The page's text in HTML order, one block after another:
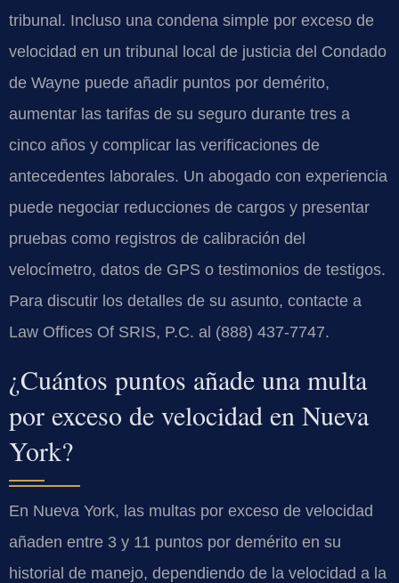
tribunal. Incluso una condena simple por exceso de
velocidad en un tribunal local de justicia del Condado
de Wayne puede añadir puntos por demérito,
aumentar las tarifas de su seguro durante tres a
cinco años y complicar las verificaciones de
antecedentes laborales. Un abogado con experiencia
puede negociar reducciones de cargos y presentar
pruebas como registros de calibración del
velocímetro, datos de GPS o testimonios de testigos.
Para discutir los detalles de su asunto, contacte a
Law Offices Of SRIS, P.C. al (888) 437-7747.
¿Cuántos puntos añade una multa
por exceso de velocidad en Nueva
York?
En Nueva York, las multas por exceso de velocidad
añaden entre 3 y 11 puntos por demérito en su
historial de manejo, dependiendo de la velocidad a la